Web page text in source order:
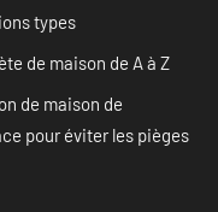
types
de maison de A à Z
de maison de
pour éviter les pièges